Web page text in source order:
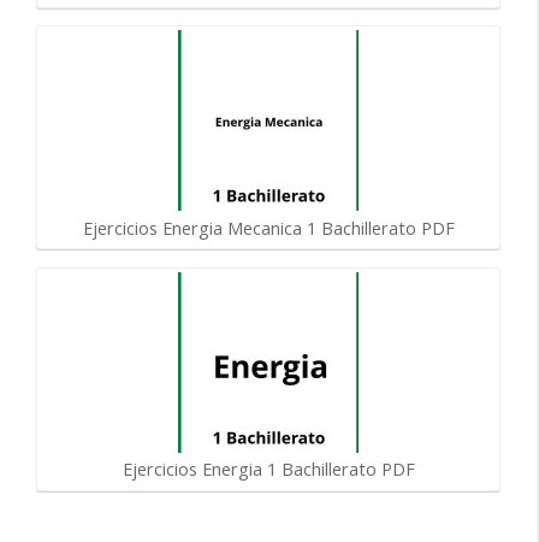
Ejercicios Energia Mecanica 1 Bachillerato PDF
Ejercicios Energia 1 Bachillerato PDF